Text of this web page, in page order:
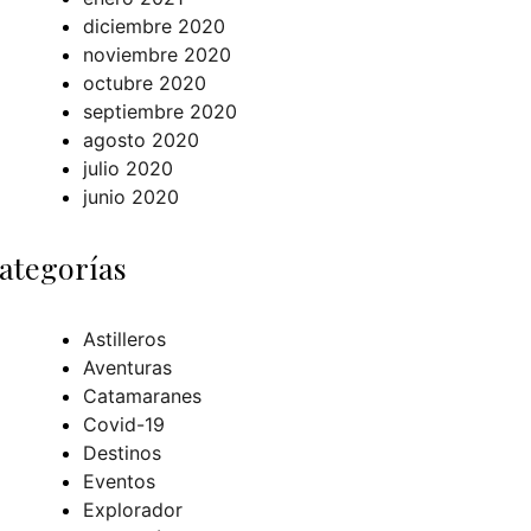
diciembre 2020
noviembre 2020
octubre 2020
septiembre 2020
agosto 2020
julio 2020
junio 2020
Astilleros
Aventuras
Catamaranes
Covid-19
Destinos
Eventos
Explorador